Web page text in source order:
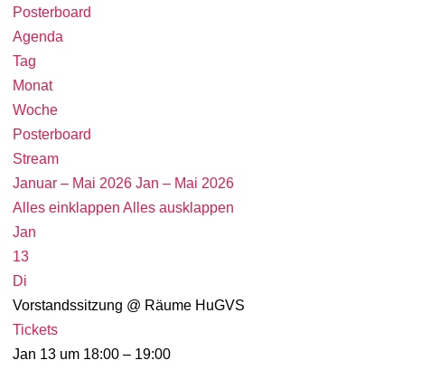
Posterboard
Agenda
Tag
Monat
Woche
Posterboard
Stream
Januar – Mai 2026 Jan – Mai 2026
Alles einklappen Alles ausklappen
Jan
13
Di
Vorstandssitzung @ Räume HuGVS
Tickets
Jan 13 um 18:00 – 19:00